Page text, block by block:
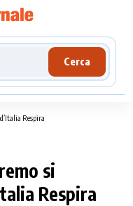
Cerca
Respira
si
Respira